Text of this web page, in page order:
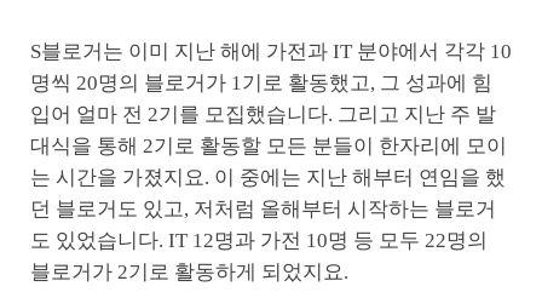
S블로거는 이미 지난 해에 가전과 IT 분야에서 각각 10
명씩 20명의 블로거가 1기로 활동했고, 그 성과에 힘
입어 얼마 전 2기를 모집했습니다. 그리고 지난 주 발
대식을 통해 2기로 활동할 모든 분들이 한자리에 모이
는 시간을 가졌지요. 이 중에는 지난 해부터 연임을 했
던 블로거도 있고, 저처럼 올해부터 시작하는 블로거
도 있었습니다. IT 12명과 가전 10명 등 모두 22명의
블로거가 2기로 활동하게 되었지요.